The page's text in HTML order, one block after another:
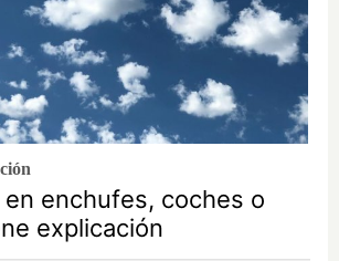
en enchufes, coches o
explicación